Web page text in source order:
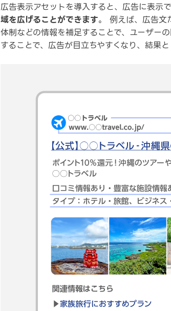
広告表示アセットを導入すると、広告に表示
域を広げることができます。 例えば、広告文
体制などの情報を補足することで、ユーザー
することで、広告が目立ちやすくなり、結果